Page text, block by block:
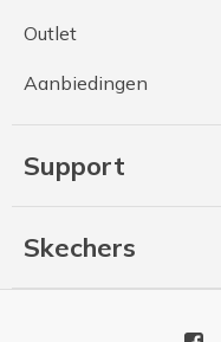
Outlet
Aanbiedingen
Support
Skechers